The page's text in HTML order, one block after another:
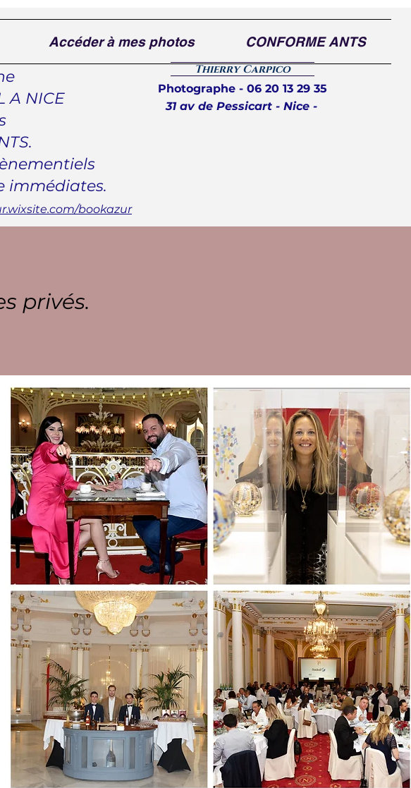
Accéder à mes photos CONFORME ANTS
Thierry Carpico
A NICE
bookazur
Photographe - 06 20 13 29 35
31 av de Pessicart - Nice -
privés.